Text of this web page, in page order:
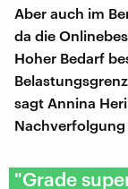
Aber auch im
da die
Hoher Bedarf
sagt Annina
"Grade